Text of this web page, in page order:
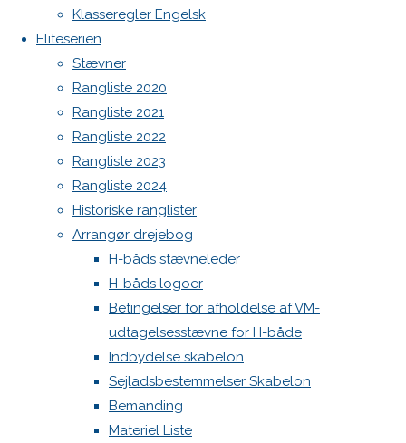
Klasseregler Engelsk
Eliteserien
Stævner
Rangliste 2020
Rangliste 2021
Rangliste 2022
Rangliste 2023
Rangliste 2024
Historiske ranglister
Arrangør drejebog
H-båds stævneleder
H-båds logoer
Betingelser for afholdelse af VM-
udtagelsesstævne for H-både
Indbydelse skabelon
Sejladsbestemmelser Skabelon
Bemanding
Materiel Liste
Previous
image
Next
image
Skriv
et
svar
Din e-
mailadresse
vil ikke
blive
WordPress.org